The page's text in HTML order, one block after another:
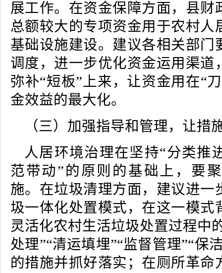
展工作。在资金保障方面，县财
总额较大的专项资金用于农村人
基础设施建设。建议各相关部门
调度，进一步优化资金运用渠道
弥补“短板”上来，让资金用在“
金效益的最大化。
（三）加强指导和管理，让措
人居环境治理在坚持“分类推
范带动”的原则的基础上，要
施。在垃圾清理方面，建议进一
圾一体化处置模式，在这一模式
灵活化农村生活垃圾处置过程中
处理”“清运填埋”“监督管理”“保
的措施并抓好落实；在厕所革命